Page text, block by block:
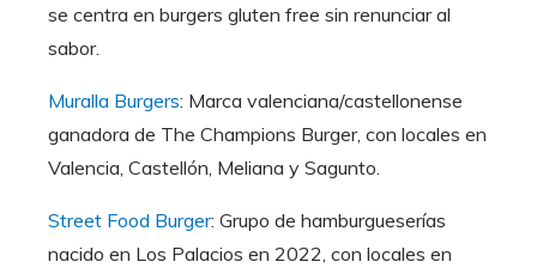
se centra en burgers gluten free sin renunciar al
sabor.
Muralla Burgers: Marca valenciana/castellonense
ganadora de The Champions Burger, con locales en
Valencia, Castellón, Meliana y Sagunto.
Street Food Burger: Grupo de hamburgueserías
nacido en Los Palacios en 2022, con locales en